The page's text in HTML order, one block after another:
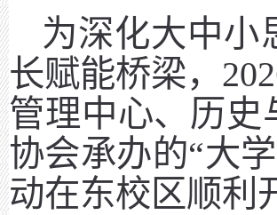
为深化大中小
长赋能桥梁，
管理中心、历
协会承办的“大
动在东校区顺利